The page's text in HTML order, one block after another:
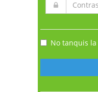
No tanquis la